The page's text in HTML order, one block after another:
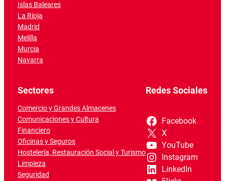
Islas Baleares
La Rioja
Madrid
Melilla
Murcia
Navarra
Sectores
Comercio y Grandes Almacenes
Comunicaciones y Cultura
Financiero
Oficinas y Seguros
Hostelería, Restauración Social y Turismo
Limpieza
Seguridad
Redes Sociales
Facebook
X
YouTube
Instagram
LinkedIn